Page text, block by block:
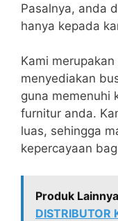
Pasalnya, anda
hanya kepada
Kami
menyediakan
guna memenuhi
furnitur anda.
luas, sehingga
kepercayaan
Produk
DISTRIBUTOR